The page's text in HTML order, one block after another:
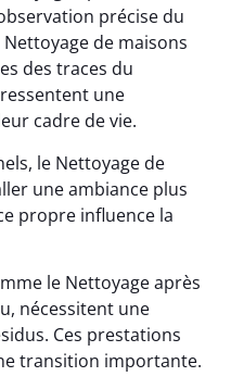
précise du
de maisons
des traces du
une
cadre de vie.
le Nettoyage de
une ambiance plus
propre influence la
le Nettoyage après
nécessitent une
Ces prestations
transition importante.